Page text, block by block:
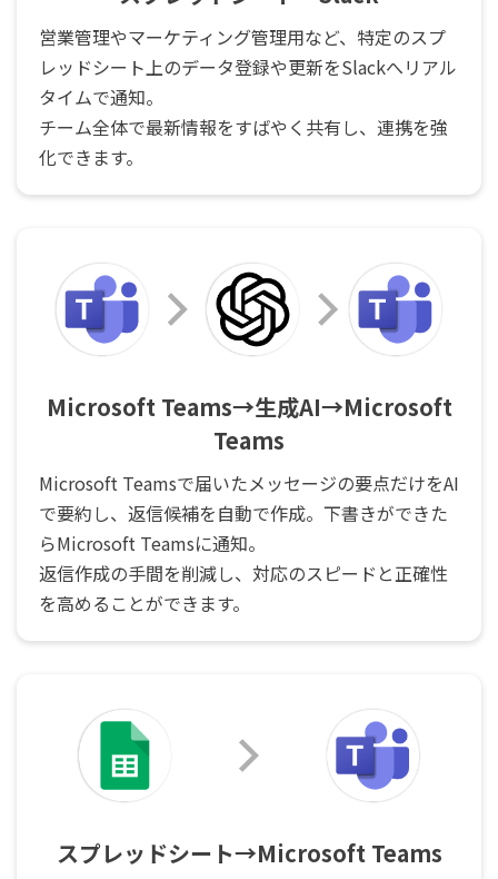
営業管理やマーケティング管理用など、特定のスプ
レッドシート上のデータ登録や更新をSlackへリアル
タイムで通知。
チーム全体で最新情報をすばやく共有し、連携を強
化できます。
Microsoft Teams→生成AI→Microsoft
Teams
Microsoft Teamsで届いたメッセージの要点だけをAI
で要約し、返信候補を自動で作成。下書きができた
らMicrosoft Teamsに通知。
返信作成の手間を削減し、対応のスピードと正確性
を高めることができます。
スプレッドシート→Microsoft Teams